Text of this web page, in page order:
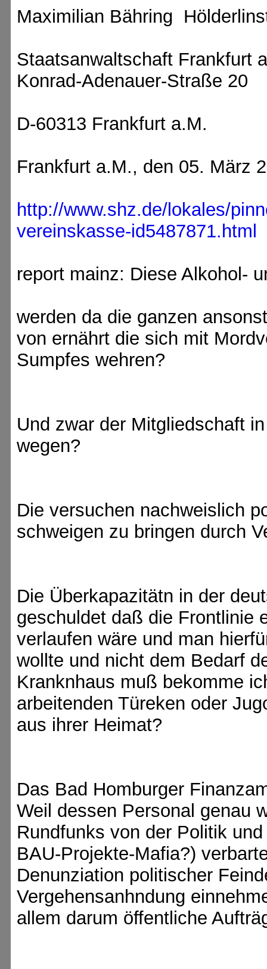
Maximilian Bähring
Staatsanwaltschaft Frankfurt
Konrad-Adenauer-Straße 20
D-60313 Frankfurt a.M.
Frankfurt a.M., den 05. März
http://www.shz.de/lokales/
vereinskasse-id5487871.html
report mainz: Diese Alkohol-
werden da die ganzen
von ernährt die sich mit
Sumpfes wehren?
Und zwar der Mitgliedschaft
wegen?
Die versuchen nachweislich
schweigen zu bringen durch
Die Überkapazitätn in der
geschuldet daß die Frontlinie
verlaufen wäre und man
wollte und nicht dem Bedarf
Kranknhaus muß bekomme
arbeitenden Türeken oder
aus ihrer Heimat?
Das Bad Homburger
Weil dessen Personal genau
Rundfunks von der Politik
BAU-Projekte-Mafia?)
Denunziation politischer
Vergehensanhndung
allem darum öffentliche